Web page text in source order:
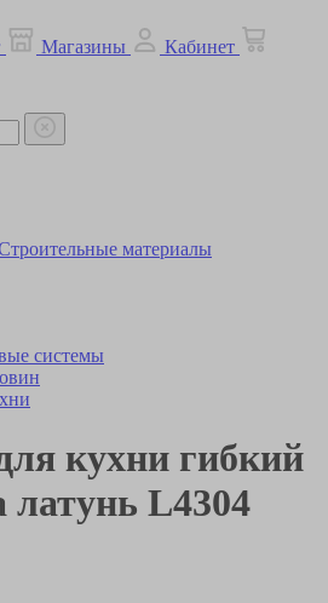
Магазины
Кабинет
материалы
системы
кухни гибкий
латунь L4304